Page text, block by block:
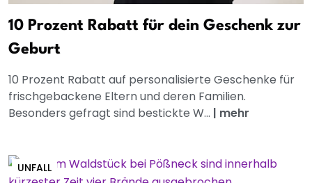
10 Prozent Rabatt für dein Geschenk zur
Geburt
10 Prozent Rabatt auf personalisierte Geschenke für
frischgebackene Eltern und deren Familien.
Besonders gefragt sind bestickte W... | mehr
UNFALL